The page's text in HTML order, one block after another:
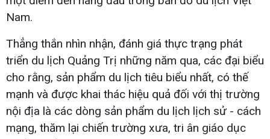
Nam.
Thẳng thắn nhìn nhận, đánh giá thực trạng phát
triển du lịch Quảng Trị những năm qua, các đại biểu
cho rằng, sản phẩm du lịch tiêu biểu nhất, có thế
mạnh và được khai thác hiệu quả đối với thị trường
nội địa là các dòng sản phẩm du lịch lịch sử - cách
mạng, thăm lại chiến trường xưa, tri ân giáo dục